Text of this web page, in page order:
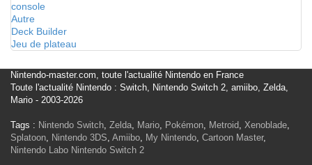
console
Autre
Deck Builder
Jeu de plateau
Nintendo-master.com, toute l'actualité Nintendo en France
Toute l'actualité Nintendo : Switch, Nintendo Switch 2, amiibo, Zelda,
Mario - 2003-2026
Tags : Nintendo Switch, Zelda, Mario, Pokémon, Metroid, Xenoblade,
Splatoon, Nintendo 3DS, Amiibo, My Nintendo, Cartoon Master,
Nintendo Labo Nintendo Switch 2